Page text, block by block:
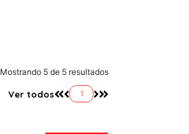
Mostrando 5 de 5 resultados
Ver todos 1